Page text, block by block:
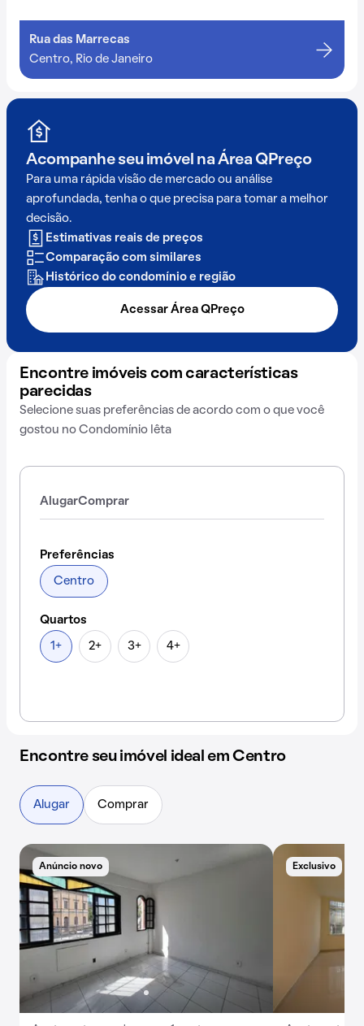
Rua das Marrecas
Centro, Rio de Janeiro
Acompanhe seu imóvel na Área QPreço
Para uma rápida visão de mercado ou análise
aprofundada, tenha o que precisa para tomar a melhor
decisão.
Estimativas reais de preços
Comparação com similares
Histórico do condomínio e região
Acessar Área QPreço
Encontre imóveis com características
parecidas
Selecione suas preferências de acordo com o que você
gostou no Condomínio Iêta
AlugarComprar
Preferências
Centro
Quartos
1+ 2+ 3+ 4+
Encontre seu imóvel ideal em Centro
Anúncio novo Exclusivo
Alugar Comprar